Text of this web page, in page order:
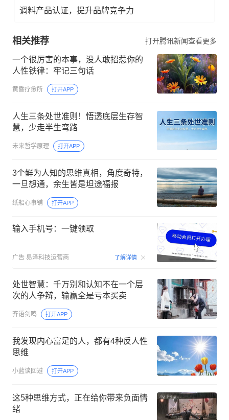
调料产品认证，提升品牌竞争力
相关推荐 打开腾讯新闻查看更多
一个很厉害的本事，没人敢招惹你的
人性铁律：牢记三句话
黄昏疗愈所 打开APP
人生三条处世准则！悟透底层生存智
慧，少走半生弯路
未来哲学原理 打开APP
3个鲜为人知的思维真相，角度奇特，
一旦想通，余生皆是坦途福报
纸船心事铺 打开APP
输入手机号：一键领取
广告 易泽科技运营商 了解详情 00:15
处世智慧：千万别和认知不在一个层
次的人争辩，输赢全是亏本买卖
齐语剑鸣 打开APP
我发现内心富足的人，都有4种反人性
思维
小蓝谈回避 打开APP
这5种思维方式，正在给你带来负面情
绪